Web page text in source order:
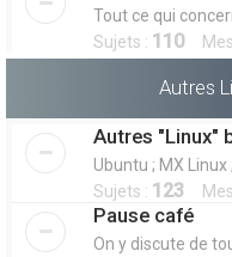
Tout ce qui
Sujets : 110
Autres
Autres "Linux"
Ubuntu ; MX Linux
Sujets : 123
Pause café
On y discute de